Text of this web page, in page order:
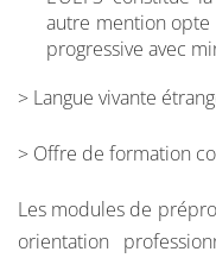
autre mention
progressive avec
> Langue vivante
> Offre de formation
Les modules de
orientation